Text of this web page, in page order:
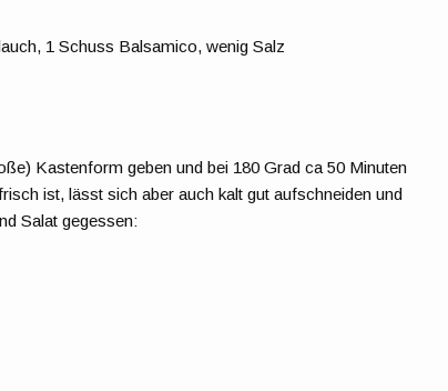
1 Schuss Balsamico, wenig Salz
Kastenform geben und bei 180 Grad ca 50 Minuten
ist, lässt sich aber auch kalt gut aufschneiden und
Salat gegessen: